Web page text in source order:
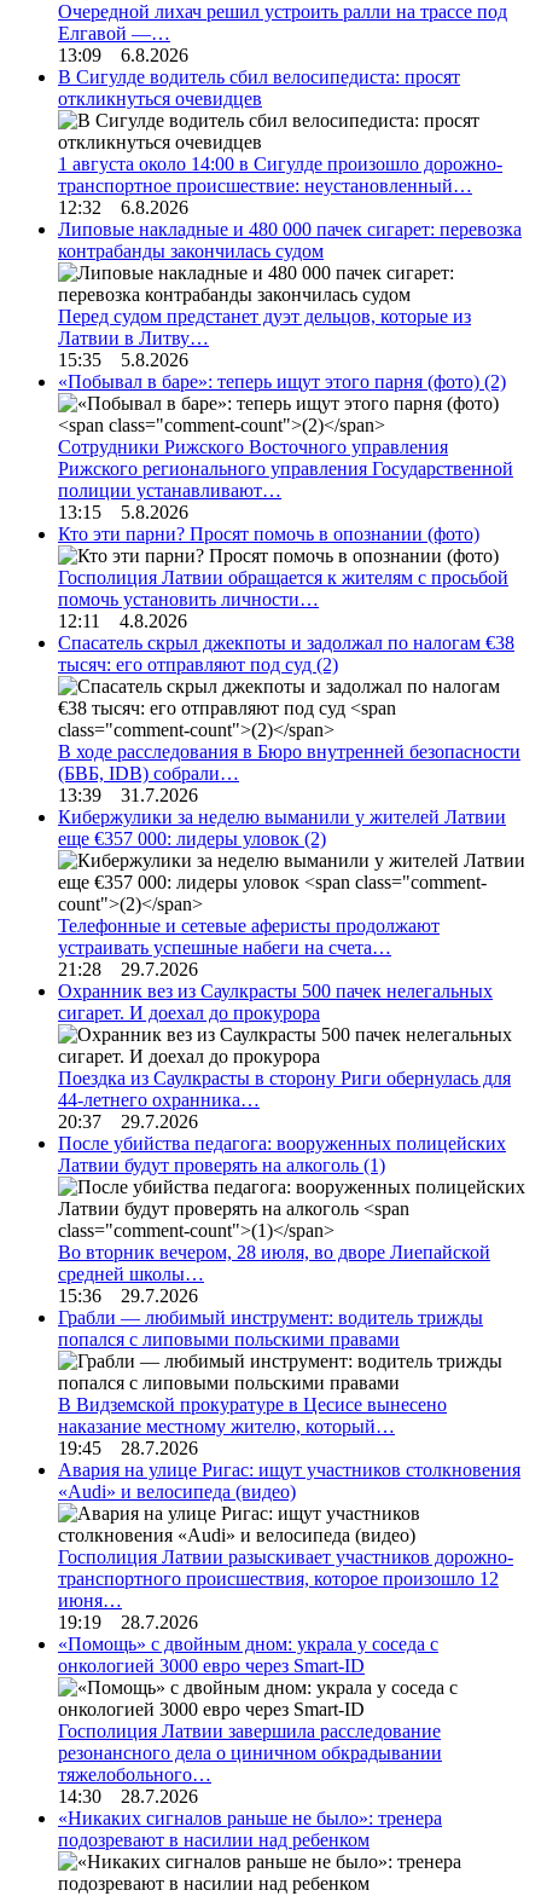
Очередной лихач решил устроить ралли на трассе под
Елгавой —…
13:09 6.8.2026
В Сигулде водитель сбил велосипедиста: просят
откликнуться очевидцев
1 августа около 14:00 в Сигулде произошло дорожно-
транспортное происшествие: неустановленный…
12:32 6.8.2026
Липовые накладные и 480 000 пачек сигарет: перевозка
контрабанды закончилась судом
Перед судом предстанет дуэт дельцов, которые из
Латвии в Литву…
15:35 5.8.2026
«Побывал в баре»: теперь ищут этого парня (фото) (2)
Сотрудники Рижского Восточного управления
Рижского регионального управления Государственной
полиции устанавливают…
13:15 5.8.2026
Кто эти парни? Просят помочь в опознании (фото)
Госполиция Латвии обращается к жителям с просьбой
помочь установить личности…
12:11 4.8.2026
Спасатель скрыл джекпоты и задолжал по налогам €38
тысяч: его отправляют под суд (2)
В ходе расследования в Бюро внутренней безопасности
(БВБ, IDB) собрали…
13:39 31.7.2026
Кибержулики за неделю выманили у жителей Латвии
еще €357 000: лидеры уловок (2)
Телефонные и сетевые аферисты продолжают
устраивать успешные набеги на счета…
21:28 29.7.2026
Охранник вез из Саулкрасты 500 пачек нелегальных
сигарет. И доехал до прокурора
Поездка из Саулкрасты в сторону Риги обернулась для
44-летнего охранника…
20:37 29.7.2026
После убийства педагога: вооруженных полицейских
Латвии будут проверять на алкоголь (1)
Во вторник вечером, 28 июля, во дворе Лиепайской
средней школы…
15:36 29.7.2026
Грабли — любимый инструмент: водитель трижды
попался с липовыми польскими правами
В Видземской прокуратуре в Цесисе вынесено
наказание местному жителю, который…
19:45 28.7.2026
Авария на улице Ригас: ищут участников столкновения
«Audi» и велосипеда (видео)
Госполиция Латвии разыскивает участников дорожно-
транспортного происшествия, которое произошло 12
июня…
19:19 28.7.2026
«Помощь» с двойным дном: украла у соседа с
онкологией 3000 евро через Smart-ID
Госполиция Латвии завершила расследование
резонансного дела о циничном обкрадывании
тяжелобольного…
14:30 28.7.2026
«Никаких сигналов раньше не было»: тренера
подозревают в насилии над ребенком